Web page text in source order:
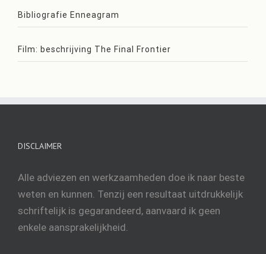
Bibliografie Enneagram
Film: beschrijving The Final Frontier
DISCLAIMER
Alle adviezen en werkzaamheden doe ik naar beste
weten en kunnen. Tenzij een resultaat uitdrukkelijk
schriftelijk is gegarandeerd, aanvaard ik geen
enkele aansprakelijkheid.